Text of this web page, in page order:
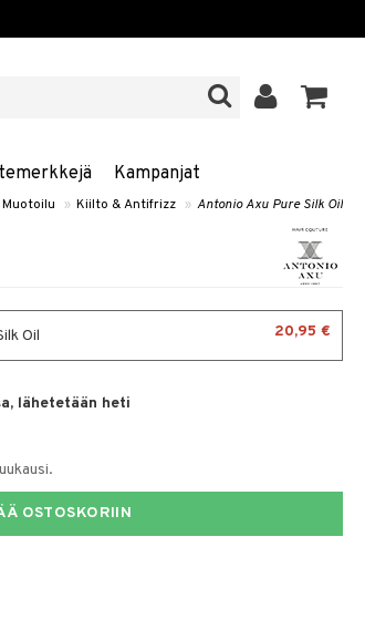
Kampanjat
Muotoilu » Kiilto & Antifrizz » Antonio Axu Pure Silk Oil
Oil 20,95 €
lähetetään heti
OSTOSKORIIN